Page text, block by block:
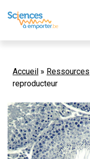
Accueil » Ressources
reproducteur